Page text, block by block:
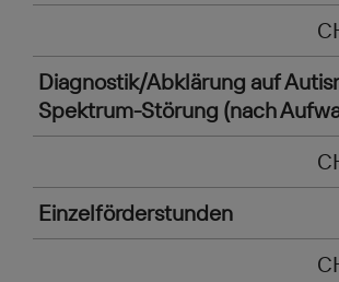
Diagnostik/Abklärung auf
Spektrum-Störung (nach
Einzelförderstunden